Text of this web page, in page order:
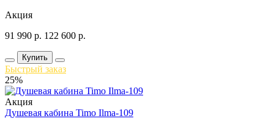
Акция
91 990 р. 122 600 р.
Купить
Быстрый заказ
25%
Акция
Душевая кабина Timo Ilma-109